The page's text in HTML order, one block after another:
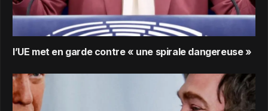
l’UE met en garde contre « une spirale dangereuse »